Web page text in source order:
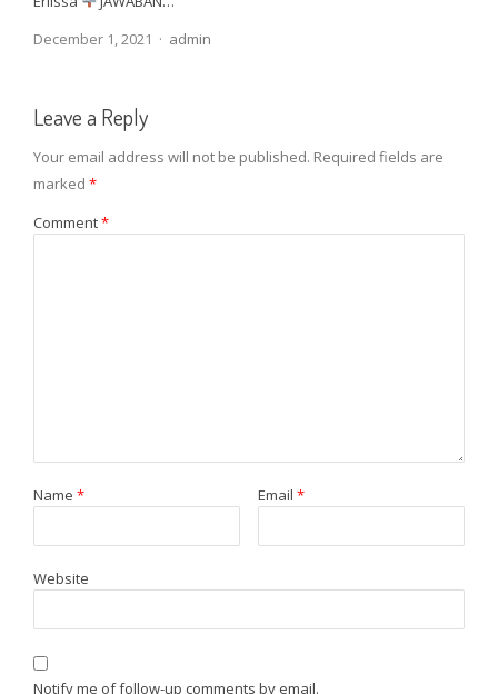
December 1, 2021
Author
admin
Leave a Reply
Your email address will not be published. Required fields are
marked *
Comment*
Name * Email *
Website
Notify me of follow-up comments by email.